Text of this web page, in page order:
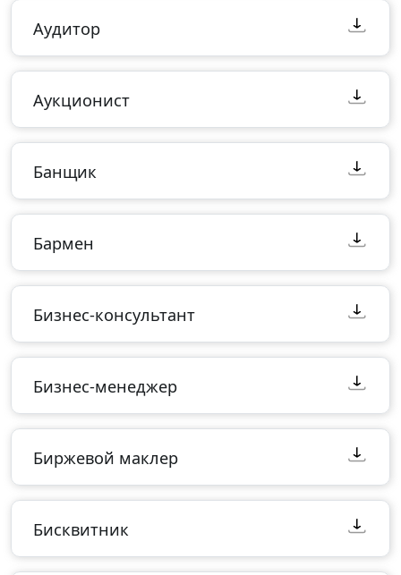
Аудитор
Аукционист
Банщик
Бармен
Бизнес-консультант
Бизнес-менеджер
Биржевой маклер
Бисквитник